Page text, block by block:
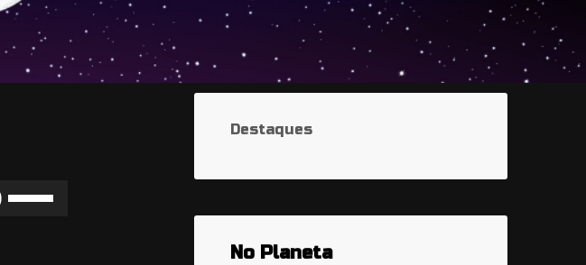
Use
Destaques
No Planeta